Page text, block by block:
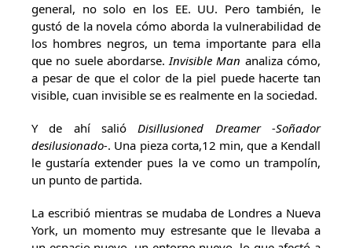
general, no solo en los EE. UU. Pero también, le
gustó de la novela cómo aborda la vulnerabilidad de
los hombres negros, un tema importante para ella
que no suele abordarse. Invisible Man analiza cómo,
a pesar de que el color de la piel puede hacerte tan
visible, cuan invisible se es realmente en la sociedad.
Y de ahí salióDisillusioned Dreamer
-Soñador
desilusionado-. Una pieza corta,12 min, que a Kendall
le gustaría extender pues la ve como un trampolín,
un punto de partida.
La escribió mientras se mudaba de Londres a Nueva
York, un momento muy estresante que le llevaba a